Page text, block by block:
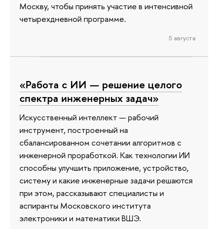
Москву, чтобы принять участие в интенсивной
четырехдневной программе.
5 августа
«Работа с ИИ — решение целого
спектра инженерных задач»
Искусственный интеллект — рабочий
инструмент, построенный на
сбалансированном сочетании алгоритмов с
инженерной проработкой. Как технологии ИИ
способны улучшить приложение, устройство,
систему и какие инженерные задачи решаются
при этом, рассказывают специалисты и
аспиранты Московского института
электроники и математики ВШЭ.